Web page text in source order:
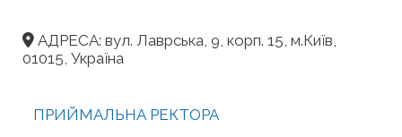
АДРЕСА: вул. Лаврська, 9, корп. 15, м.Київ,
01015, Україна
ПРИЙМАЛЬНА РЕКТОРА